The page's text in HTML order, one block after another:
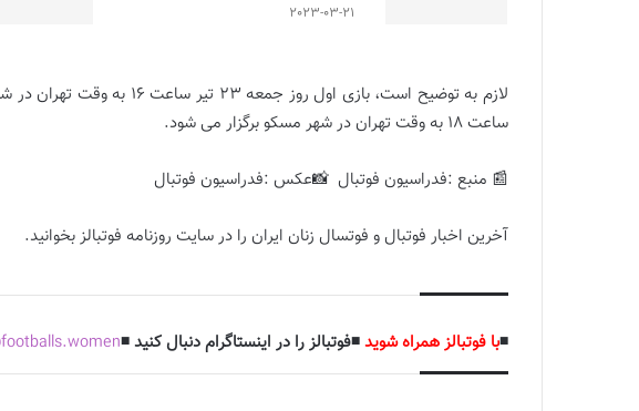
2023-03-21
ساعت 18 به وقت تهران در شهر مسکو برگزار می شود.
📰 منبع :فدراسیون فوتبال 📸عکس :فدراسیون فوتبال
آخرین اخبار فوتبال و فوتسال زنان ایران را در سایت روزنامه فوتبالز بخوانید.
◾️با فوتبالز همراه شوید◾️فوتبالز را در اینستاگرام دنبال کنید ◾️footballs.women@